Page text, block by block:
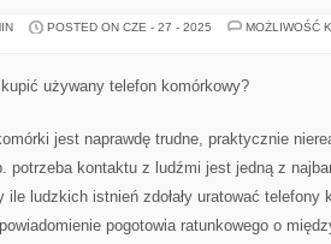
POSTED ON CZE - 27 - 2025
MOŻLIWOŚĆ
używany telefon komórkowy?
jest naprawdę trudne, praktycznie
potrzeba kontaktu z ludźmi jest jedną z
ile ludzkich istnień zdołały uratować
pogotowia ratunkowego o